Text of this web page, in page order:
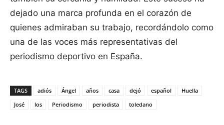
dejado una marca profunda en el corazón de
quienes admiraban su trabajo, recordándolo como
una de las voces más representativas del
periodismo deportivo en España.
TAGS adiós Ángel años casa dejó español
Huella
José
los Periodismo periodista toledano